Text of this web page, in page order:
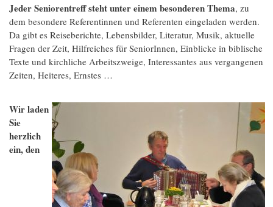
Jeder Seniorentreff steht unter einem besonderen Thema, zu
dem besondere Referentinnen und Referenten eingeladen werden.
Da gibt es Reiseberichte, Lebensbilder, Literatur, Musik, aktuelle
Fragen der Zeit, Hilfreiches für SeniorInnen, Einblicke in biblische
Texte und kirchliche Arbeitszweige, Interessantes aus vergangenen
Zeiten, Heiteres, Ernstes …
Wir laden
Sie
herzlich
ein, den